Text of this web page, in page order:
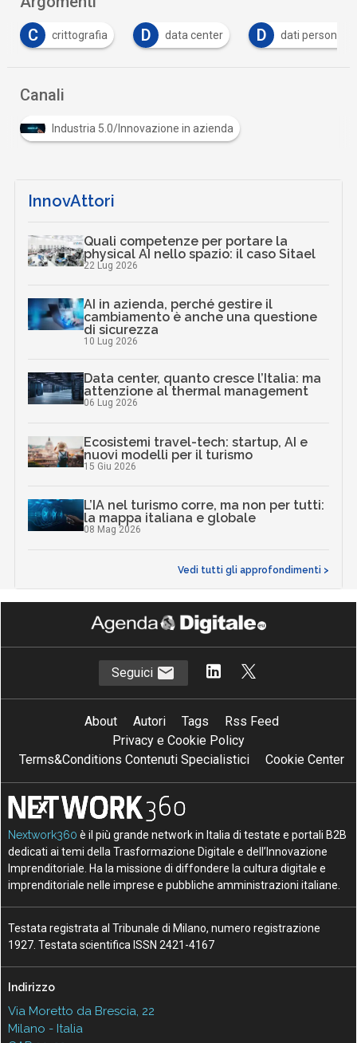
D
data center D dati personali F formazione
Canali
Industria 5.0/Innovazione in azienda
InnovAttori
Quali competenze per portare la
physical AI nello spazio: il caso Sitael
22 Lug 2026
AI in azienda, perché gestire il
cambiamento è anche una questione
di sicurezza
10 Lug 2026
Data center, quanto cresce l’Italia: ma
attenzione al thermal management
06 Lug 2026
Ecosistemi travel-tech: startup, AI e
nuovi modelli per il turismo
15 Giu 2026
L’IA nel turismo corre, ma non per tutti:
la mappa italiana e globale
08 Mag 2026
Vedi tutti gli approfondimenti >
Seguici
About Autori Tags
Rss Feed
Privacy e Cookie Policy
Terms&Conditions Contenuti Specialistici
Cookie Center
Nextwork360 è il più grande network in Italia di testate e portali B2B
dedicati ai temi della Trasformazione Digitale e dell’Innovazione
Imprenditoriale. Ha la missione di diffondere la cultura digitale e
imprenditoriale nelle imprese e pubbliche amministrazioni italiane.
Testata registrata al Tribunale di Milano, numero registrazione
1927. Testata scientifica ISSN 2421-4167
Indirizzo
Via Moretto da Brescia, 22
Milano - Italia